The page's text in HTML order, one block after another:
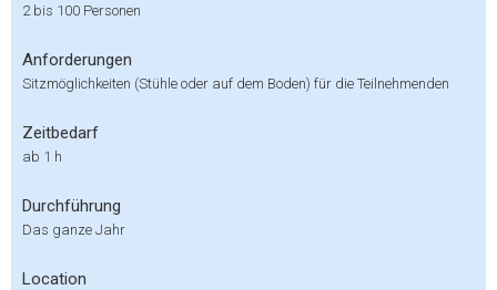
2 bis 100 Personen
Anforderungen
Sitzmöglichkeiten (Stühle oder auf dem Boden) für die Teilnehmenden
Zeitbedarf
ab 1 h
Durchführung
Das ganze Jahr
Location